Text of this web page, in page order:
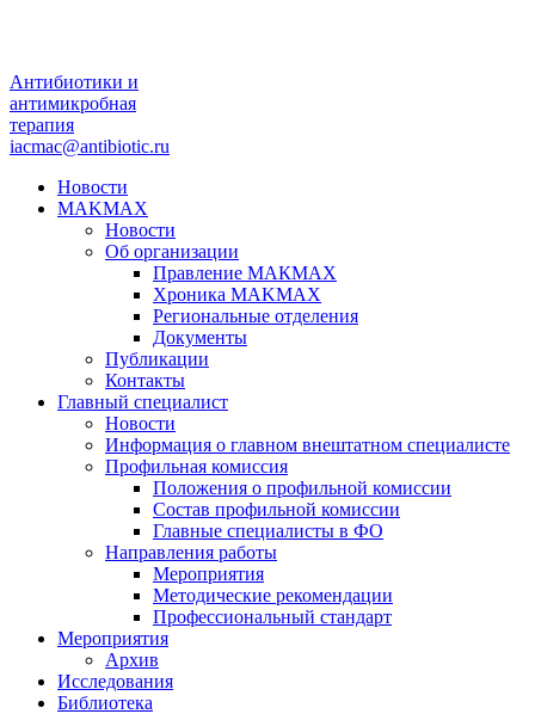
Антибиотики и
антимикробная
терапия
iacmac@antibiotic.ru
Новости
MAKMAX
Новости
Об организации
Правление МАКМАХ
Хроника MAKMAX
Региональные отделения
Документы
Публикации
Контакты
Главный специалист
Новости
Информация о главном внештатном специалисте
Профильная комиссия
Положения о профильной комиссии
Состав профильной комиссии
Главные специалисты в ФО
Направления работы
Мероприятия
Методические рекомендации
Профессиональный стандарт
Мероприятия
Архив
Исследования
Библиотека